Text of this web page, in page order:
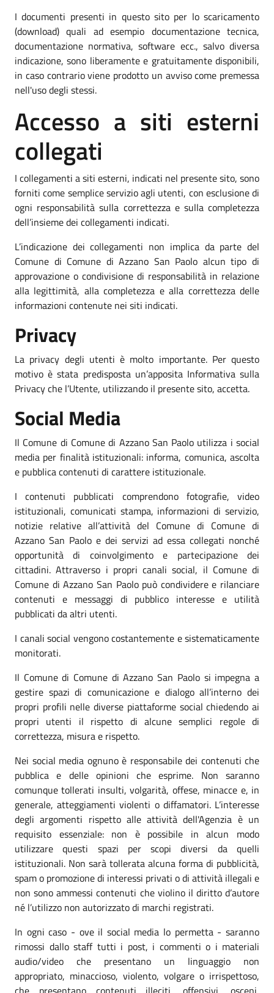
I documenti presenti in questo sito per lo scaricamento
(download) quali ad esempio documentazione tecnica,
documentazione normativa, software ecc., salvo diversa
indicazione, sono liberamente e gratuitamente disponibili,
in caso contrario viene prodotto un avviso come premessa
nell'uso degli stessi.
Accesso a siti esterni
collegati
I collegamenti a siti esterni, indicati nel presente sito, sono
forniti come semplice servizio agli utenti, con esclusione di
ogni responsabilità sulla correttezza e sulla completezza
dell’insieme dei collegamenti indicati.
L’indicazione dei collegamenti non implica da parte del
Comune di Comune di Azzano San Paolo alcun tipo di
approvazione o condivisione di responsabilità in relazione
alla legittimità, alla completezza e alla correttezza delle
informazioni contenute nei siti indicati.
Privacy
La privacy degli utenti è molto importante. Per questo
motivo è stata predisposta un’apposita Informativa sulla
Privacy che l’Utente, utilizzando il presente sito, accetta.
Social Media
Il Comune di Comune di Azzano San Paolo utilizza i social
media per finalità istituzionali: informa, comunica, ascolta
e pubblica contenuti di carattere istituzionale.
I contenuti pubblicati comprendono fotografie, video
istituzionali, comunicati stampa, informazioni di servizio,
notizie relative all’attività del Comune di Comune di
Azzano San Paolo e dei servizi ad essa collegati nonché
opportunità di coinvolgimento e partecipazione dei
cittadini. Attraverso i propri canali social, il Comune di
Comune di Azzano San Paolo può condividere e rilanciare
contenuti e messaggi di pubblico interesse e utilità
pubblicati da altri utenti.
I canali social vengono costantemente e sistematicamente
monitorati.
Il Comune di Comune di Azzano San Paolo si impegna a
gestire spazi di comunicazione e dialogo all’interno dei
propri profili nelle diverse piattaforme social chiedendo ai
propri utenti il rispetto di alcune semplici regole di
correttezza, misura e rispetto.
Nei social media ognuno è responsabile dei contenuti che
pubblica e delle opinioni che esprime. Non saranno
comunque tollerati insulti, volgarità, offese, minacce e, in
generale, atteggiamenti violenti o diffamatori. L’interesse
degli argomenti rispetto alle attività dell'Agenzia è un
requisito essenziale: non è possibile in alcun modo
utilizzare questi spazi per scopi diversi da quelli
istituzionali. Non sarà tollerata alcuna forma di pubblicità,
spam o promozione di interessi privati o di attività illegali e
non sono ammessi contenuti che violino il diritto d’autore
né l’utilizzo non autorizzato di marchi registrati.
In ogni caso - ove il social media lo permetta - saranno
rimossi dallo staff tutti i post, i commenti o i materiali
audio/video che presentano un linguaggio non
appropriato, minaccioso, violento, volgare o irrispettoso,